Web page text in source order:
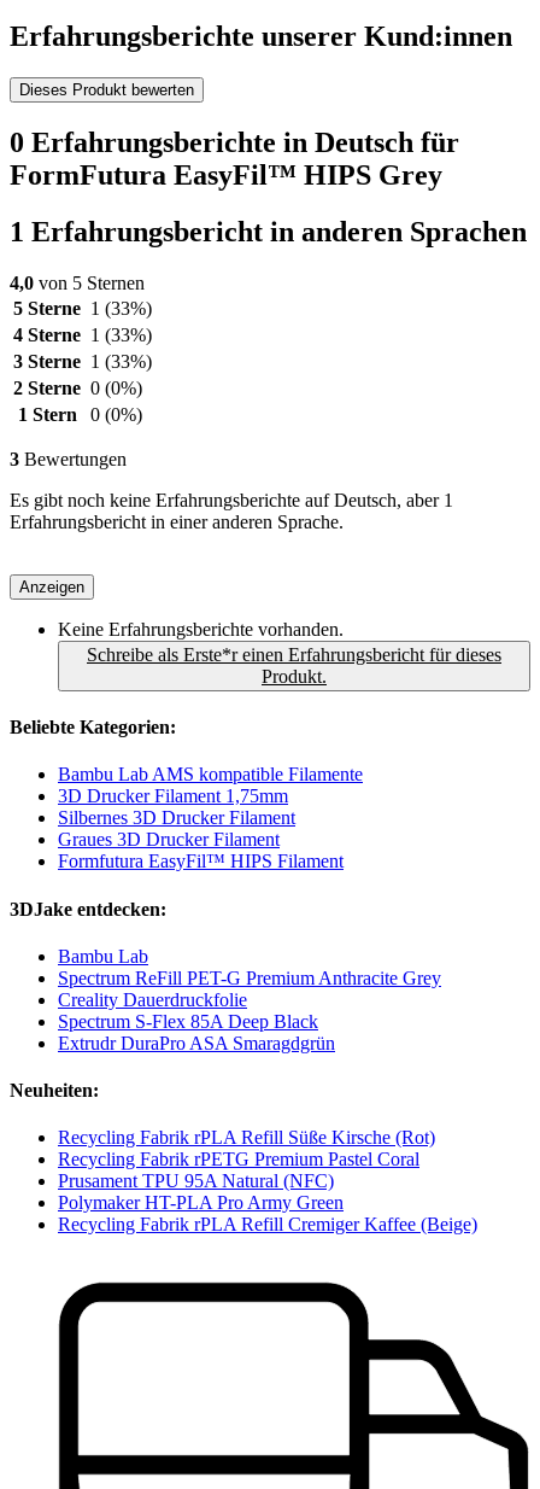
Erfahrungsberichte unserer Kund:innen
Dieses Produkt bewerten
0 Erfahrungsberichte in Deutsch für
FormFutura EasyFil™ HIPS Grey
1 Erfahrungsbericht in anderen Sprachen
4,0 von 5 Sternen
5 Sterne 1 (33%)
4 Sterne 1 (33%)
3 Sterne 1 (33%)
2 Sterne 0 (0%)
1 Stern
0 (0%)
3 Bewertungen
Es gibt noch keine Erfahrungsberichte auf Deutsch, aber 1
Erfahrungsbericht in einer anderen Sprache.
Anzeigen
Keine Erfahrungsberichte vorhanden.
Schreibe als Erste*r einen Erfahrungsbericht für dieses
Produkt.
Beliebte Kategorien:
Bambu Lab AMS kompatible Filamente
3D Drucker Filament 1,75mm
Silbernes 3D Drucker Filament
Graues 3D Drucker Filament
Formfutura EasyFil™ HIPS Filament
3DJake entdecken:
Bambu Lab
Spectrum ReFill PET-G Premium Anthracite Grey
Creality Dauerdruckfolie
Spectrum S-Flex 85A Deep Black
Extrudr DuraPro ASA Smaragdgrün
Neuheiten:
Recycling Fabrik rPLA Refill Süße Kirsche (Rot)
Recycling Fabrik rPETG Premium Pastel Coral
Prusament TPU 95A Natural (NFC)
Polymaker HT-PLA Pro Army Green
Recycling Fabrik rPLA Refill Cremiger Kaffee (Beige)